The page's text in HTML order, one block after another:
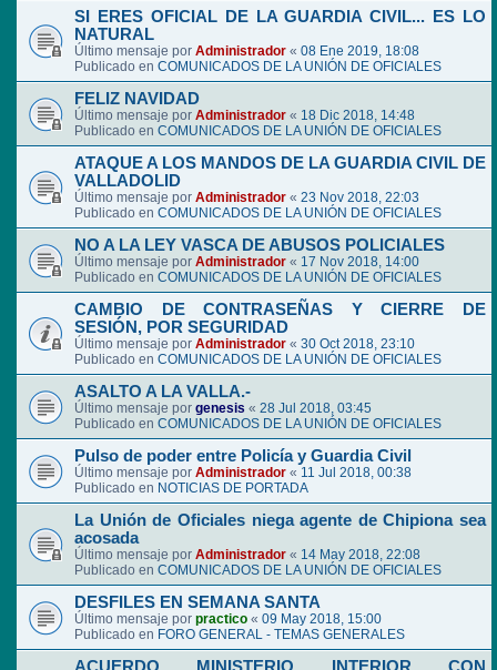
SI ERES OFICIAL DE LA GUARDIA CIVIL... ES LO
NATURAL
Último mensaje por Administrador « 08 Ene 2019, 18:08
Publicado en COMUNICADOS DE LA UNIÓN DE OFICIALES
FELIZ NAVIDAD
Último mensaje por Administrador « 18 Dic 2018, 14:48
Publicado en COMUNICADOS DE LA UNIÓN DE OFICIALES
ATAQUE A LOS MANDOS DE LA GUARDIA CIVIL DE
VALLADOLID
Último mensaje por Administrador « 23 Nov 2018, 22:03
Publicado en COMUNICADOS DE LA UNIÓN DE OFICIALES
NO A LA LEY VASCA DE ABUSOS POLICIALES
Último mensaje por Administrador « 17 Nov 2018, 14:00
Publicado en COMUNICADOS DE LA UNIÓN DE OFICIALES
CAMBIO DE CONTRASEÑAS Y CIERRE DE
SESIÓN, POR SEGURIDAD
Último mensaje por Administrador « 30 Oct 2018, 23:10
Publicado en COMUNICADOS DE LA UNIÓN DE OFICIALES
ASALTO A LA VALLA.-
Último mensaje por genesis « 28 Jul 2018, 03:45
Publicado en COMUNICADOS DE LA UNIÓN DE OFICIALES
Pulso de poder entre Policía y Guardia Civil
Último mensaje por Administrador « 11 Jul 2018, 00:38
Publicado en NOTICIAS DE PORTADA
La Unión de Oficiales niega agente de Chipiona sea
acosada
Último mensaje por Administrador « 14 May 2018, 22:08
Publicado en COMUNICADOS DE LA UNIÓN DE OFICIALES
DESFILES EN SEMANA SANTA
Último mensaje por practico « 09 May 2018, 15:00
Publicado en FORO GENERAL - TEMAS GENERALES